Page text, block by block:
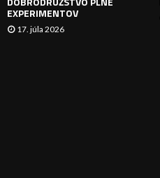
EXPERIMENTOV
17. júla 2026